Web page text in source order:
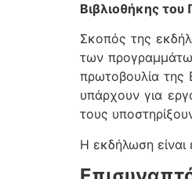
Βιβλιοθήκης
Σκοπός της
των
πρωτοβουλία της
υπάρχουν για
τους
Η εκδήλωση είναι